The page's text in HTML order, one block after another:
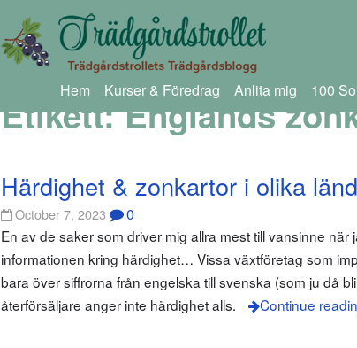
Hem Kurser & Föredrag Anlita mig 100
Etikett:Englands
Härdighet & zonkartor i olika
October 7, 2023 0
En av de saker som driver mig allra mest till vansinne
informationen kring härdighet… Vissa växtföretag som
bara över siffrorna från engelska till svenska (som ju då
återförsäljare anger inte härdighet alls.
Continue